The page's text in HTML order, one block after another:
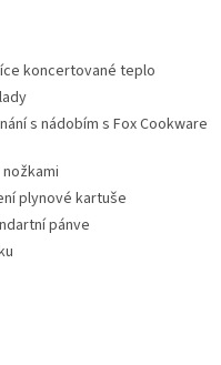
koncertované teplo
s nádobím s Fox Cookware
plynové kartuše
pánve